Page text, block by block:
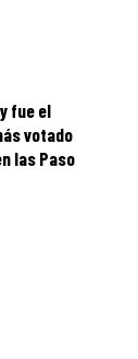
fue el
votado
las Paso